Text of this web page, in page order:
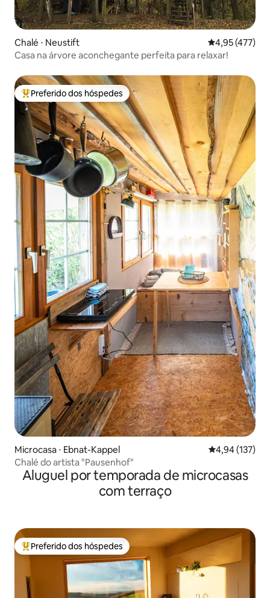
Chalé ⋅ Neustift 4,95 de uma
4,95 (477)
Casa na árvore aconchegante perfeita para relaxar!
Entre os melhores preferidos dos hóspedes
Preferido dos hóspedes
Microcasa ⋅ Ebnat-Kappel 4,94 de uma
4,94 (137)
Chalé do artista "Pausenhof"
Aluguel por temporada de microcasas
com terraço
Entre os melhores preferidos dos hóspedes
Preferido dos hóspedes